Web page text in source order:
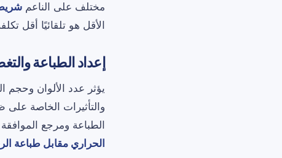
مختلف على الناعم
الأقل هو تلقائيًا أقل
إعداد الطباعة
يؤثر عدد الألوان وحجم
والتأثيرات الخاصة
الطباعة ومرجع
الحراري مقابل طباعة